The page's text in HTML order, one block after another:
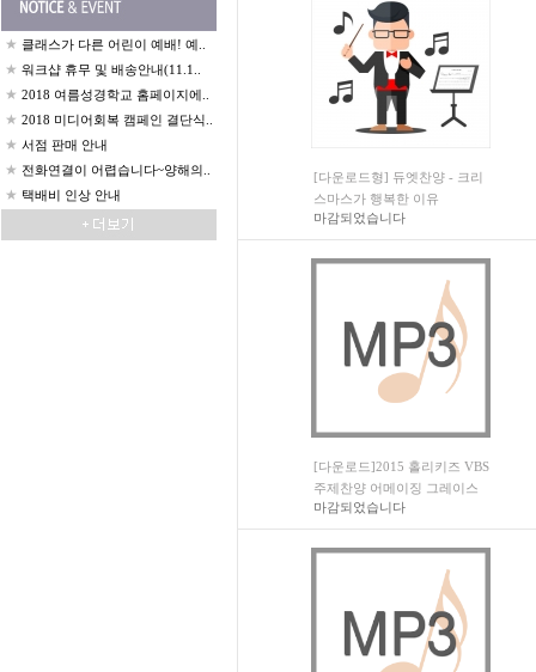
★ 클래스가 다른 어린이 예배! 예..
★ 워크샵 휴무 및 배송안내(11.1..
★ 2018 여름성경학교 홈페이지에..
★ 2018 미디어회복 캠페인 결단식..
★ 서점 판매 안내
★ 전화연결이 어렵습니다~양해의..
★ 택배비 인상 안내
[다운로드형] 듀엣찬양 - 크리
스마스가 행복한 이유
마감되었습니다
[다운로드]2015 홀리키즈 VBS
주제찬양 어메이징 그레이스
마감되었습니다